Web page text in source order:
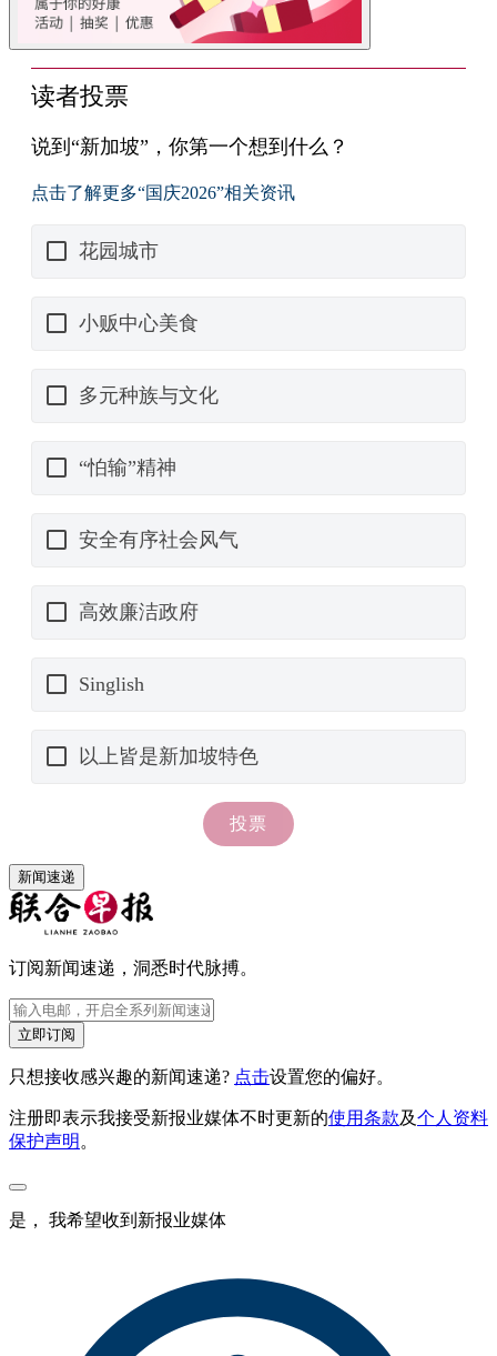
新闻速递
订阅新闻速递，洞悉时代脉搏。
立即订阅
只想接收感兴趣的新闻速递? 点击设置您的偏好。
注册即表示我接受新报业媒体不时更新的使用条款及个人资料
保护声明 。
是， 我希望收到新报业媒体